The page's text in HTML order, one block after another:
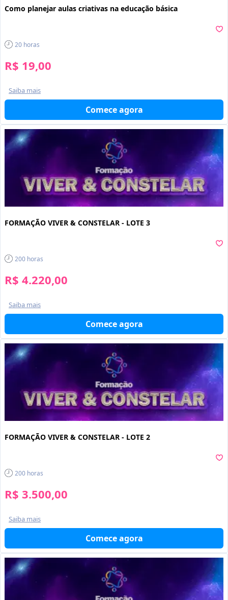
Como planejar aulas criativas na educação básica
20 horas
R$ 19,00
Saiba mais
Comece agora
FORMAÇÃO VIVER & CONSTELAR - LOTE 3
200 horas
R$ 4.220,00
Saiba mais
Comece agora
FORMAÇÃO VIVER & CONSTELAR - LOTE 2
200 horas
R$ 3.500,00
Saiba mais
Comece agora